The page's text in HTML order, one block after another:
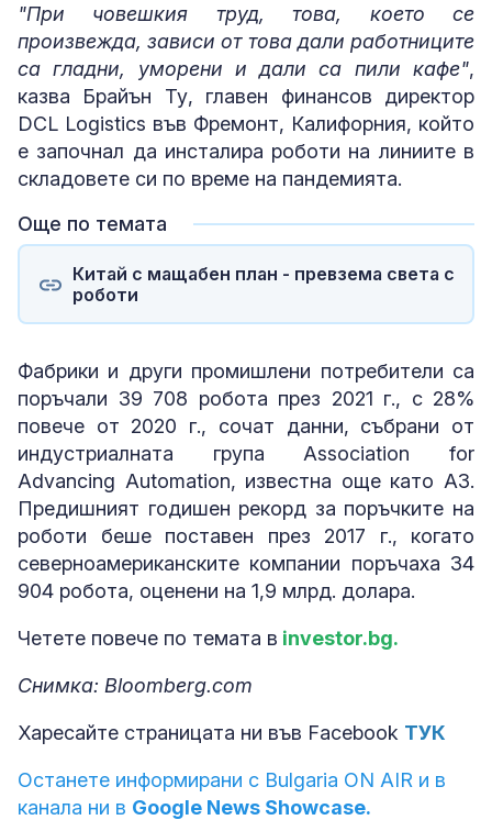
"При човешкия труд, това, което се
произвежда, зависи от това дали работниците
са гладни, уморени и дали са пили кафе",
казва Брайън Ту, главен финансов директор
DCL Logistics във Фремонт, Калифорния, който
е започнал да инсталира роботи на линиите в
складовете си по време на пандемията.
Още по темата
Китай с мащабен план - превзема света с
роботи
Фабрики и други промишлени потребители са
поръчали 39 708 робота през 2021 г., с 28%
повече от 2020 г., сочат данни, събрани от
индустриалната група Association for
Advancing Automation, известна още като A3.
Предишният годишен рекорд за поръчките на
роботи беше поставен през 2017 г., когато
северноамериканските компании поръчаха 34
904 робота, оценени на 1,9 млрд. долара.
Четете повече по темата в investor.bg.
Снимка: Bloomberg.com
Харесайте страницата ни във Facebook ТУК
Останете информирани с Bulgaria ON AIR и в
канала ни в Google News Showcase.